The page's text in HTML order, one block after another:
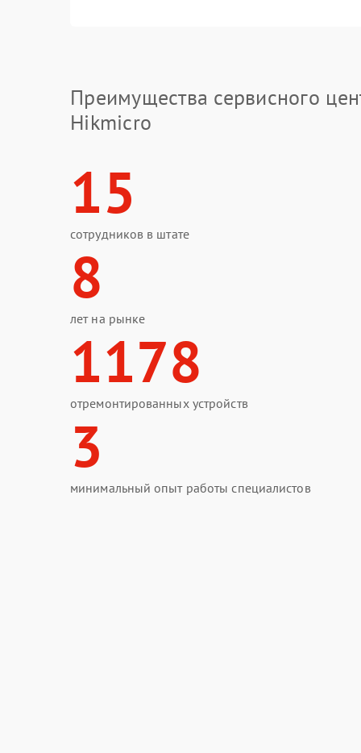
Преимущества сервисного
Hikmicro
15
сотрудников в штате
8
лет на рынке
1178
отремонтированных устройств
3
минимальный опыт работы специалистов